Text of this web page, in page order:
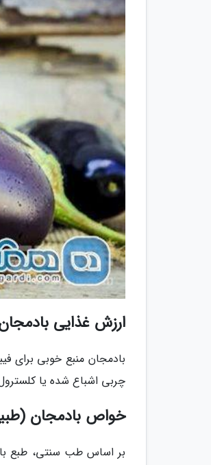
ارزش غذایی
چربی اشباع شده یا
خواص بادمجان
بر اساس طب سنتی، طبع